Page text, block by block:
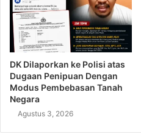
DK Dilaporkan ke Polisi atas
Dugaan Penipuan Dengan
Modus Pembebasan Tanah
Negara
Agustus 3, 2026